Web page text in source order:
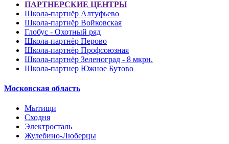
ПАРТНЕРСКИЕ ЦЕНТРЫ
Школа-партнёр Алтуфьево
Школа-партнёр Войковская
Глобус - Охотный ряд
Школа-партнёр Перово
Школа-партнёр Профсоюзная
Школа-партнёр Зеленоград - 8 мкрн.
Школа-партнер Южное Бутово
Московская область
Мытищи
Сходня
Электросталь
Жулебино-Люберцы